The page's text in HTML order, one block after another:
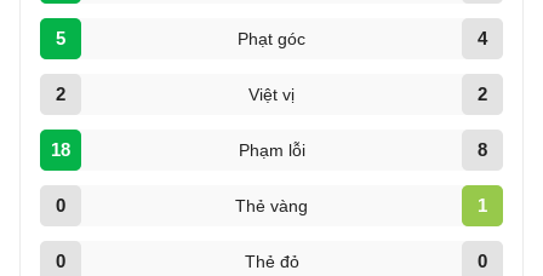
5 Phạt góc 4
2 Việt vị 2
18 Phạm lỗi 8
0 Thẻ vàng 1
0 Thẻ đỏ 0